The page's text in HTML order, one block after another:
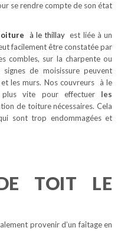
se rendre compte de son état
à le thillayest liée à un
facilement être constatée par
combles, sur la charpente ou
de moisissure peuvent
les murs. Nos couvreurs à le
vite pour effectuer les
de toiture nécessaires. Cela
sont trop endommagées et
TOIT LE
provenir d’un faîtage en